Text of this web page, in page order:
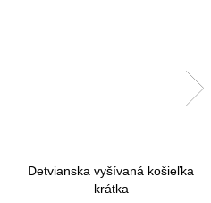
Detvianska vyšívaná košieľka
krátka